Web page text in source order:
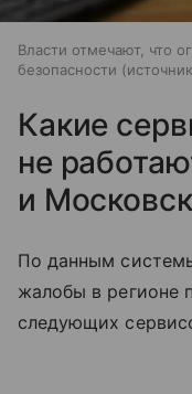
Власти отмечают, что
безопасности
Какие
не
и
По данным
жалобы в регионе
следующих